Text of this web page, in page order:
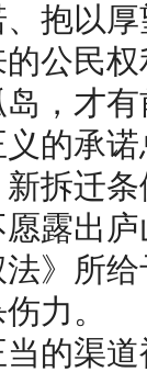
抱以
公民
，才
的承
拆迁
露出
法》所
力。
的渠道